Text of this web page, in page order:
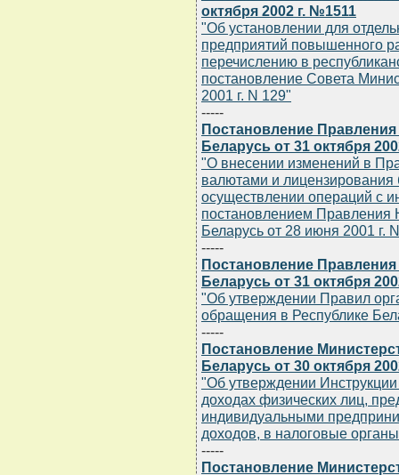
октября 2002 г. №1511
"Об установлении для
предприятий повышенного
перечислению в
постановление Совета
2001 г. N 129"
-----
Постановление
Беларусь от 31 октября
"О внесении изменений в
валютами и лицензирования
осуществлении операций с
постановлением Правления
Беларусь от 28 июня 2001 г.
-----
Постановление
Беларусь от 31 октября
"Об утверждении Правил
обращения в Республике
-----
Постановление
Беларусь от 30 октября
"Об утверждении
доходах физических лиц,
индивидуальными
доходов, в налоговые
-----
Постановление